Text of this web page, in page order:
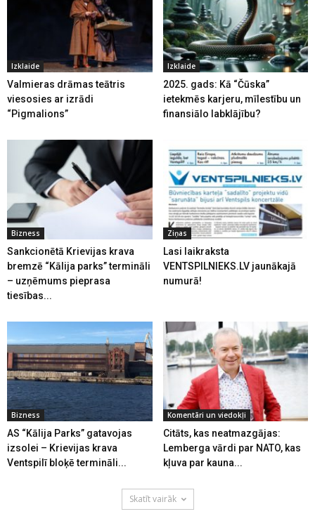
Izklaide
Valmieras drāmas teātris
viesosies ar izrādi
“Pigmalions”
Izklaide
2025. gads: Kā “Čūska”
ietekmēs karjeru, mīlestību un
finansiālo labklājību?
Bizness
Sankcionētā Krievijas krava
bremzē “Kālija parks” termināli
– uzņēmums pieprasa
tiesības...
Ziņas
Lasi laikraksta
VENTSPILNIEKS.LV jaunākajā
numurā!
Bizness
AS “Kālija Parks” gatavojas
izsolei – Krievijas krava
Ventspilī bloķē termināli...
Komentāri un viedokļi
Citāts, kas neatmazgājas:
Lemberga vārdi par NATO, kas
kļuva par kauna...
Skatīt vairāk